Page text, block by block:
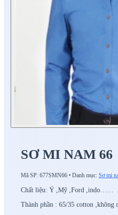
SƠ MI NAM 66
Mã SP: 677SMN66 • Danh mục: Sơ mi
Chất liệu: Ý ,Mỹ ,Ford ,indo……
Thành phần : 65/35 cotton ,không